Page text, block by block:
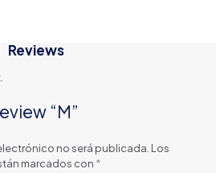
Reviews
“M”
no será publicada. Los
marcados con *